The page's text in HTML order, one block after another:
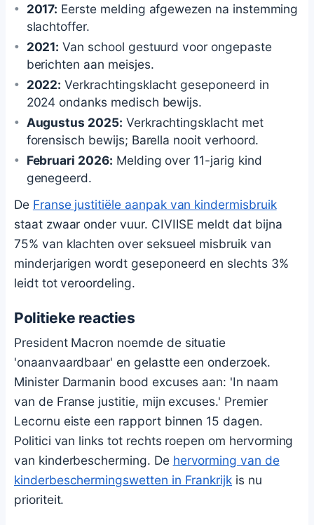
2017: Eerste melding afgewezen na instemming
slachtoffer.
2021: Van school gestuurd voor ongepaste
berichten aan meisjes.
2022: Verkrachtingsklacht geseponeerd in
2024 ondanks medisch bewijs.
Augustus 2025: Verkrachtingsklacht met
forensisch bewijs; Barella nooit verhoord.
Februari 2026: Melding over 11-jarig kind
genegeerd.
De Franse justitiële aanpak van kindermisbruik
staat zwaar onder vuur. CIVIISE meldt dat bijna
75% van klachten over seksueel misbruik van
minderjarigen wordt geseponeerd en slechts 3%
leidt tot veroordeling.
Politieke reacties
President Macron noemde de situatie
'onaanvaardbaar' en gelastte een onderzoek.
Minister Darmanin bood excuses aan: 'In naam
van de Franse justitie, mijn excuses.' Premier
Lecornu eiste een rapport binnen 15 dagen.
Politici van links tot rechts roepen om hervorming
van kinderbescherming. De hervorming van de
kinderbeschermingswetten in Frankrijk is nu
prioriteit.